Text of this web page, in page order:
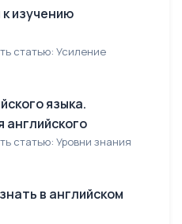
изучению
статью: Усиление
языка.
статью: Уровни знания
в английском